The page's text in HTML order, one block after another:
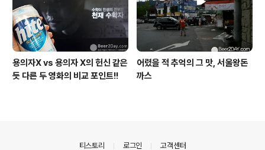
용의자X vs 용의자 X의 헌신 같은
듯 다른 두 영화의 비교 포인트!!
어렸을 적 추억의 그 맛, 서울왕돈
까스
티스토리 로그인 고객센터